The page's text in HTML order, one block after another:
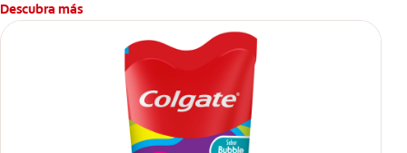
Descubra más